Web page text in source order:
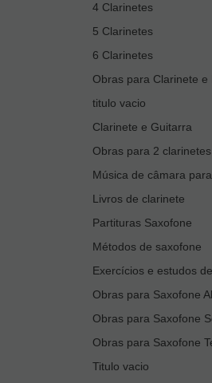
4 Clarinetes
5 Clarinetes
6 Clarinetes
Obras para Clarinete e
titulo vacio
Clarinete e Guitarra
Obras para 2
Música de câmara
Livros de clarinete
Partituras Saxofone
Métodos de saxofone
Exercícios e estudos
Obras para Saxofone
Obras para Saxofone
Obras para Saxofone
Titulo vacio